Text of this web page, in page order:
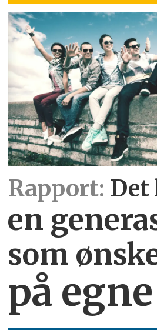
Rapport:
en
som
på